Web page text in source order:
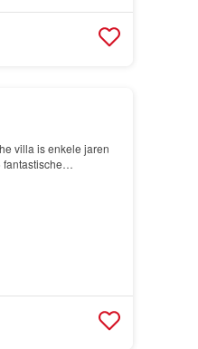
villa is enkele jaren